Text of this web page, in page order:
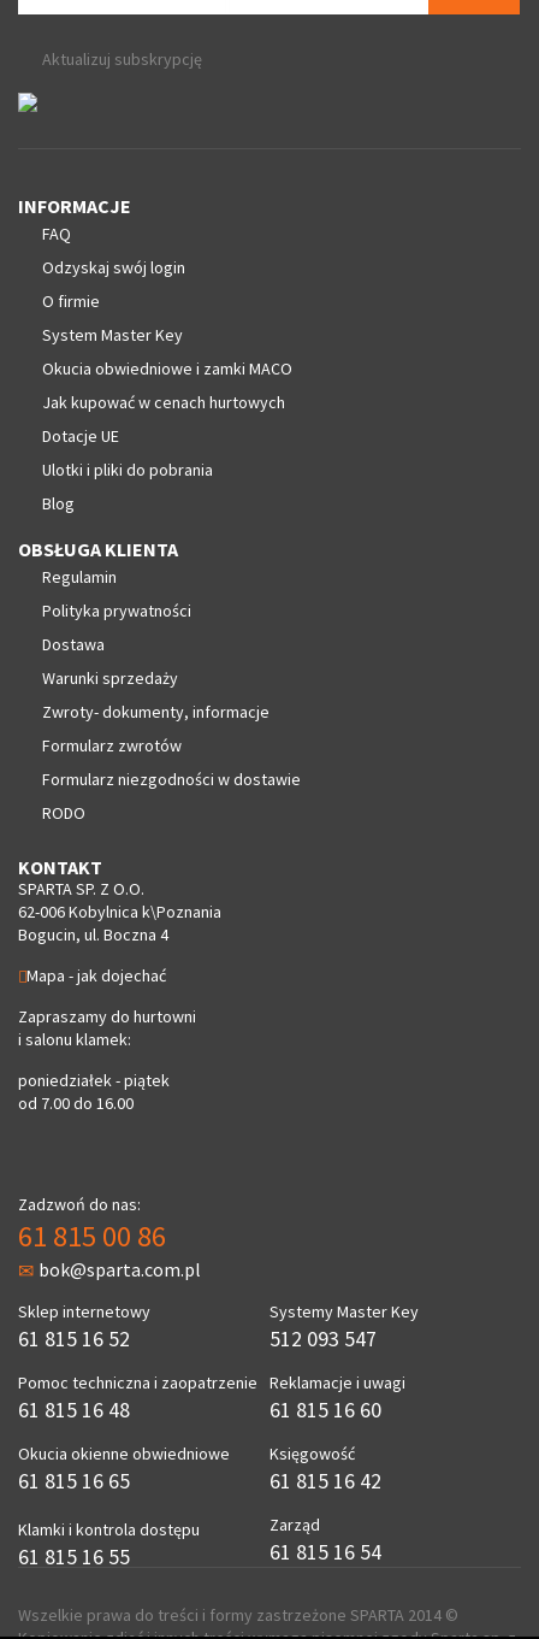
Aktualizuj subskrypcję
INFORMACJE
FAQ
Odzyskaj swój login
O firmie
System Master Key
Okucia obwiedniowe i zamki MACO
Jak kupować w cenach hurtowych
Dotacje UE
Ulotki i pliki do pobrania
Blog
OBSŁUGA KLIENTA
Regulamin
Polityka prywatności
Dostawa
Warunki sprzedaży
Zwroty- dokumenty, informacje
Formularz zwrotów
Formularz niezgodności w dostawie
RODO
KONTAKT
SPARTA SP. Z O.O.
62-006 Kobylnica k\Poznania
Bogucin, ul. Boczna 4
Mapa - jak dojechać
Zapraszamy do hurtowni
i salonu klamek:
poniedziałek - piątek
od 7.00 do 16.00
Zadzwoń do nas:
61 815 00 86
bok@sparta.com.pl
Sklep internetowy
61 815 16 52
Pomoc techniczna i zaopatrzenie
61 815 16 48
Okucia okienne obwiedniowe
61 815 16 65
Klamki i kontrola dostępu
61 815 16 55
Systemy Master Key
512 093 547
Reklamacje i uwagi
61 815 16 60
Księgowość
61 815 16 42
Zarząd
61 815 16 54
Wszelkie prawa do treści i formy zastrzeżone SPARTA 2014 ©